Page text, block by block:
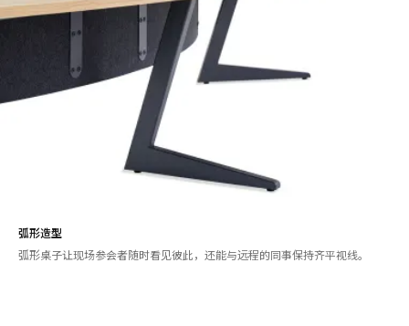
弧形造型
弧形桌子让现场参会者随时看见彼此，还能与远程的同事保持齐平视线。